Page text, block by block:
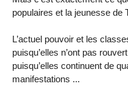
populaires et la jeunesse de
L’actuel pouvoir et les
puisqu’elles n’ont pas
puisqu’elles continuent de
manifestations ...